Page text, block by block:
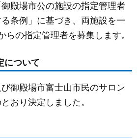
殿場市公の施設の指定管理者
条例」に基づき、両施設を一
らの指定管理者を募集します。
について
御殿場市富士山市民のサロン
おり決定しました。